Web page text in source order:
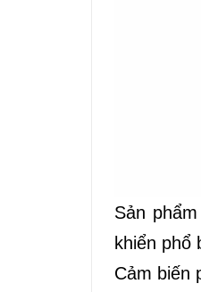
Sản
khiển phổ
Cảm biến